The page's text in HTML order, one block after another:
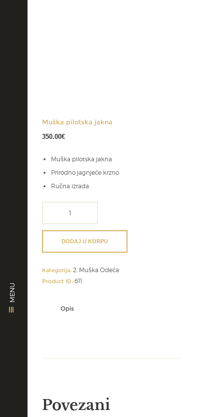
MENU
Muška pilotska jakna
350.00€
Muška pilotska jakna
Prirodno jagnjeće krzno
Ručna izrada
količinaDODAJ U KORPU
Kategorija: 2. Muška Odeća
Product ID: 611
Opis
Povezani